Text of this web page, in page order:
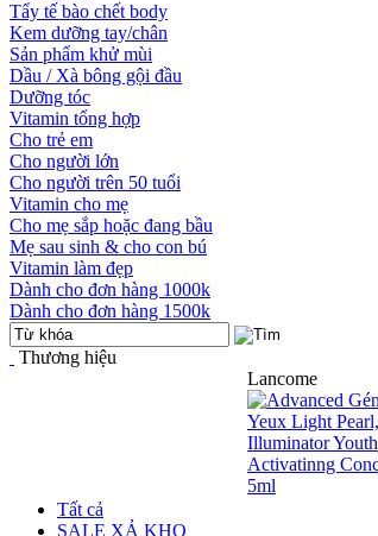
Tẩy tế bào chết body
Kem dưỡng tay/chân
Sản phẩm khử mùi
Dầu / Xà bông gội đầu
Dưỡng tóc
Vitamin tổng hợp
Cho trẻ em
Cho người lớn
Cho người trên 50 tuổi
Vitamin cho mẹ
Cho mẹ sắp hoặc đang bầu
Mẹ sau sinh & cho con bú
Vitamin làm đẹp
Dành cho đơn hàng 1000k
Dành cho đơn hàng 1500k
Thương hiệu
Tất cả
SALE XẢ KHO
Lancome